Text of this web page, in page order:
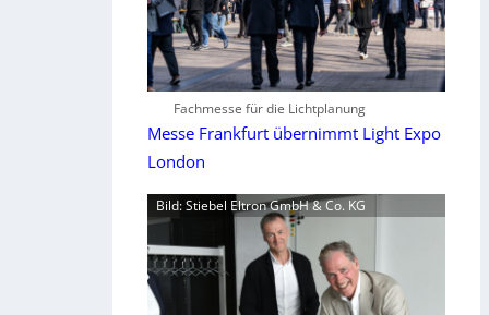
Fachmesse für die Lichtplanung
Messe Frankfurt übernimmt Light Expo
London
Bild: Stiebel Eltron GmbH & Co. KG